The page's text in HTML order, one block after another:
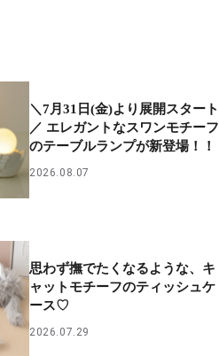
＼7月31日(金)より展開スタート
／ エレガントなスワンモチーフ
のテーブルランプが新登場！！
2026.08.07
思わず撫でたくなるような、キ
ャットモチーフのティッシュケ
ース♡
2026.07.29